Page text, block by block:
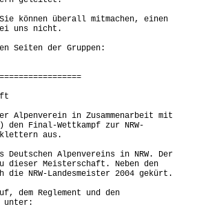
können überall mitmachen, einen
uns nicht.
Seiten der Gruppen:
Alpenverein in Zusammenarbeit mit
Final-Wettkampf zur NRW-
aus.
Alpenvereins in NRW. Der
Meisterschaft. Neben den
die NRW-Landesmeister 2004 gekürt.
dem Reglement und den
unter: